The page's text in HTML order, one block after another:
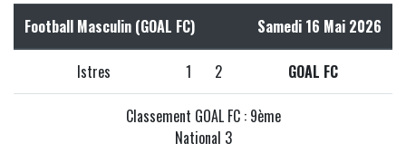
Football Masculin (GOAL FC) Samedi 16 Mai 2026
Istres 1 2 GOAL FC
Classement GOAL FC : 9ème
National 3